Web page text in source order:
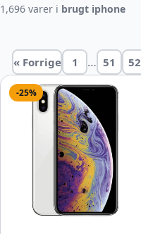
1,696 varer i brugt iphone
« Forrige 1 … 51 52
-25%